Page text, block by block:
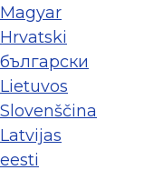
Magyar
Hrvatski
български
Lietuvos
Slovenščina
Latvijas
eesti